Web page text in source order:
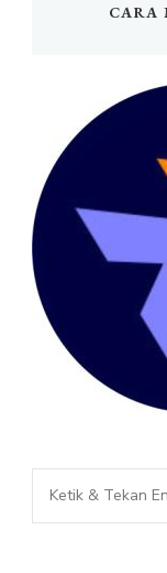
CARA
Mencari
Sesuatu?